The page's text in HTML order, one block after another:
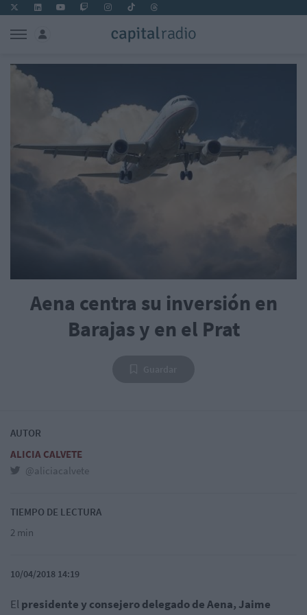
Aena centra su inversión en
Barajas y en el Prat
AUTOR
ALICIA CALVETE
@aliciacalvete
TIEMPO DE LECTURA
2 min
10/04/2018 14:19
Elpresidente y consejero delegado de Aena, Jaime